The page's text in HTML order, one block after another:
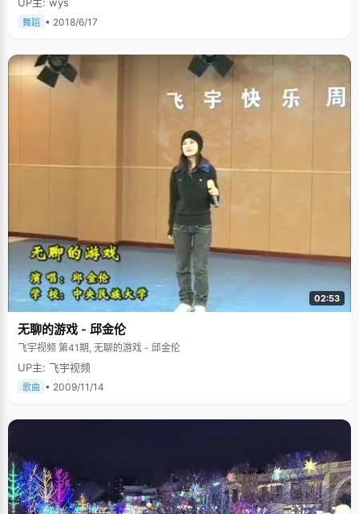
UP主: wys
舞蹈 • 2018/6/17
02:53
无聊的游戏 - 邱金伦
飞宇视频 第41期, 无聊的游戏 - 邱金伦
UP主: 飞宇视频
歌曲 • 2009/11/14